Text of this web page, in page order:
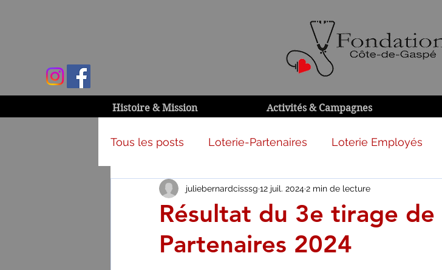
Histoire & Mission Activités & Campagnes
Tous les posts Loterie-Partenaires Loterie Employés
Activités et campagnes
Résultat du 3e tirage
Partenaires 2024
juliebernardcisssg 12 juil. 20242 min de lecture